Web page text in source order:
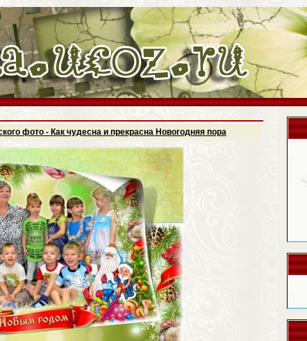
фото - Как чудесна и прекрасна Новогодняя пора